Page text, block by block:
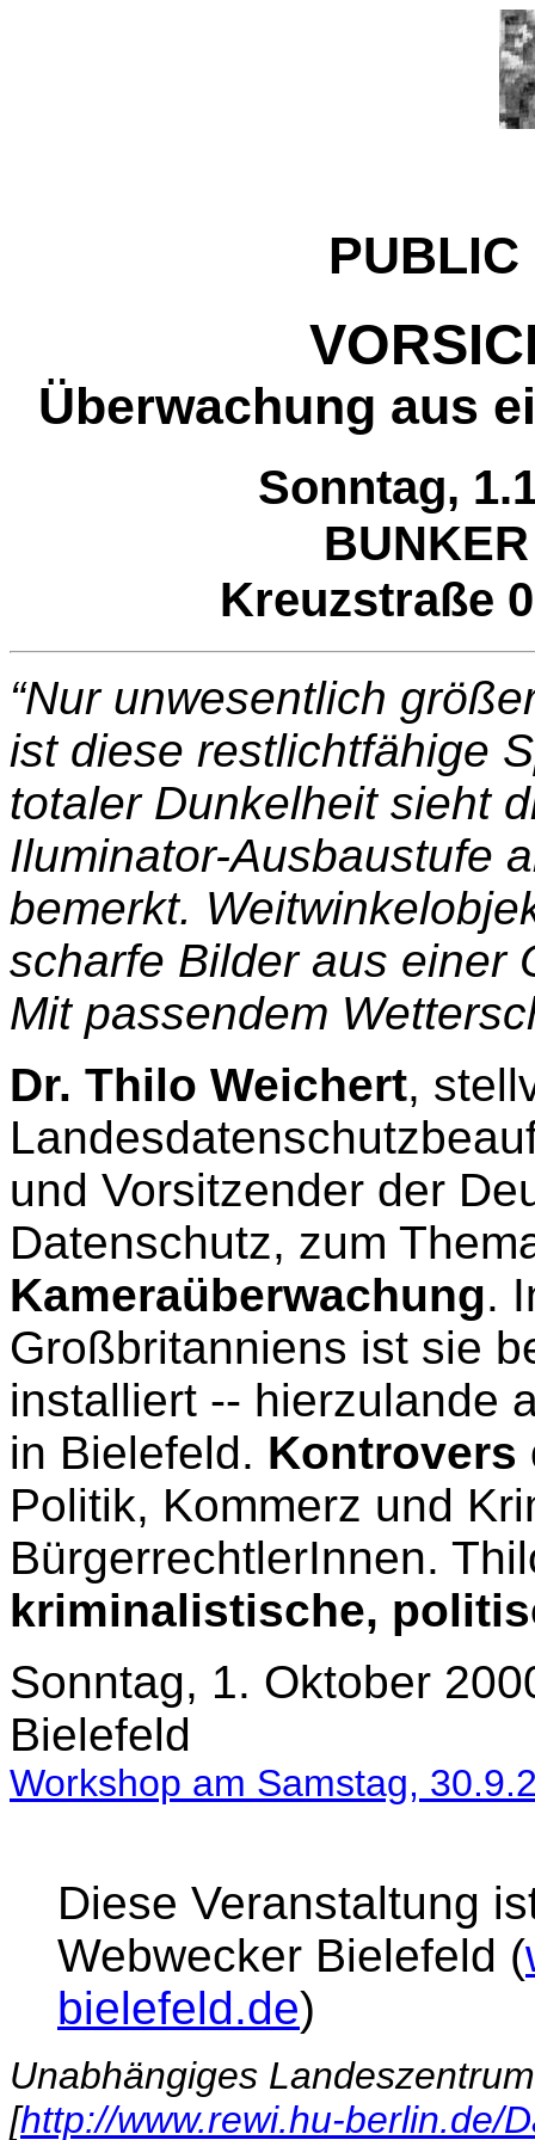
PUBLIC
Überwachung aus
Sonntag,
Kreuzstraße
“Nur unwesentlich
ist diese restlichtfähige
totaler Dunkelheit sieht
Iluminator-Ausbaustufe
bemerkt.
scharfe Bilder aus einer
Mit passendem
Dr. Thilo Weichert,
und Vorsitzender der
Datenschutz, zum
Kameraüberwachung.
Großbritanniens ist sie
installiert -- hierzulande
in Bielefeld.
Politik, Kommerz und
BürgerrechtlerInnen.
kriminalistische,
Sonntag, 1. Oktober
Bielefeld
Workshop am Samstag,
Diese Veranstaltung
Webwecker Bielefeld (
bielefeld.de)
Unabhängiges
[http://www.rewi.hu-berlin.de/